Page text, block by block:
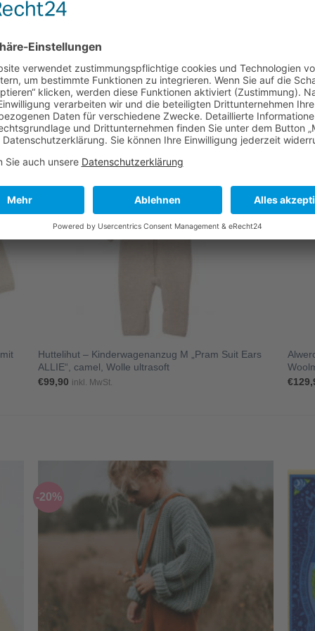
Sicherheit und Qualität.
…
Huttelihut – Kinderwagenanzug M „Pram Suit Ears
ALLIE“, camel, Wolle ultrasoft
€99,90 inkl. MwSt.
€
-20%